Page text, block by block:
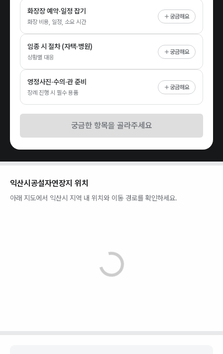
화장장 예약·일정 잡기
화장 비용, 일정, 소요 시간
궁금해요
임종 시 절차 (자택·병원)
상황별 대응
궁금해요
영정사진·수의·관 준비
장례 진행 시 필수 용품
궁금해요
궁금한 항목을 골라주세요
익산시공설자연장지 위치
아래 지도에서 익산시 지역 내 위치와 이동 경로를 확인하세요.